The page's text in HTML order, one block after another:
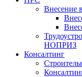
Внесение
НОПРИЗ
Консалтинг